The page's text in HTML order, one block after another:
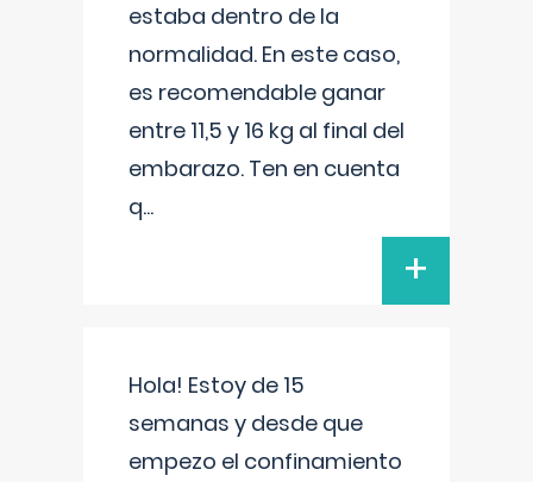
estaba dentro de la
normalidad. En este caso,
es recomendable ganar
entre 11,5 y 16 kg al final del
embarazo. Ten en cuenta
q...
+
Hola! Estoy de 15
semanas y desde que
empezo el confinamiento